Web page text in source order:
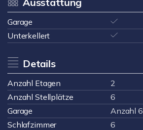
Garage
Unterkellert
Details
Anzahl Etagen
2
Anzahl Stellplätze
6
Garage
Anzahl 6
Schlafzimmer
6